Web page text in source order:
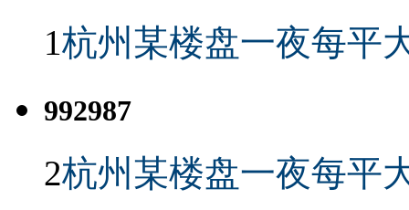
1杭州某楼盘一夜每平
992987
2杭州某楼盘一夜每平